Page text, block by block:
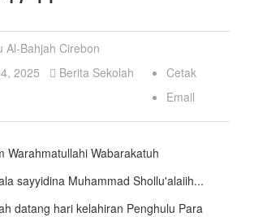
Al-Bahjah Cirebon
2025
Berita Sekolah
Cetak
Email
Warahmatullahi Wabarakatuh
sayyidina Muhammad Shollu'alaiih...
datang hari kelahiran Penghulu Para